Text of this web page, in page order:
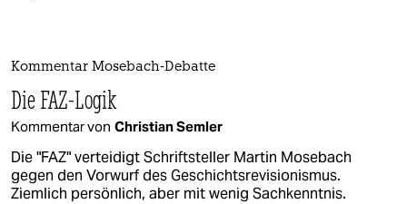
Kommentar Mosebach-Debatte
Die FAZ-Logik
Kommentar von Christian Semler
Die "FAZ" verteidigt Schriftsteller Martin Mosebach
gegen den Vorwurf des Geschichtsrevisionismus.
Ziemlich persönlich, aber mit wenig Sachkenntnis.